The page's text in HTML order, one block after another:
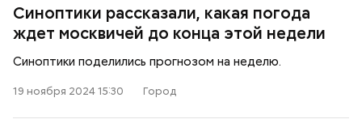
Синоптики рассказали, какая погода
ждет москвичей до конца этой недели
Синоптики поделились прогнозом на неделю.
19 ноября 2024 15:30 Город